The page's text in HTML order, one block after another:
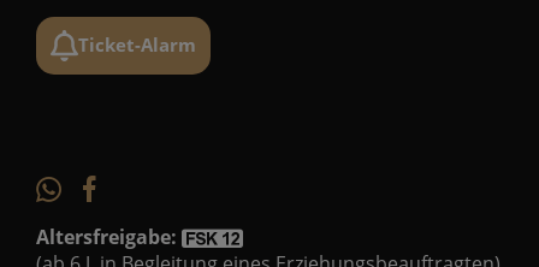
Ticket-Alarm
Altersfreigabe: